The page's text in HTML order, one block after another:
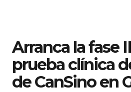
Arranca la fase
prueba clínica
de CanSino en